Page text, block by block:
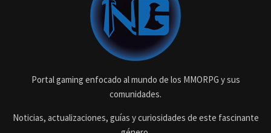
Portal gaming enfocado al mundo de los MMORPG y sus
comunidades.
Noticias, actualizaciones, guías y curiosidades de este fascinante